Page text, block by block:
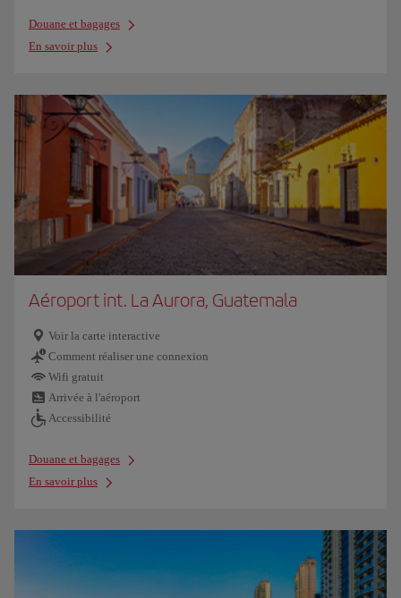
Douane et bagages
En savoir plus
Aéroport int. La Aurora, Guatemala
Voir la carte interactive
Comment réaliser une connexion
Wifi gratuit
Arrivée à l'aéroport
Accessibilité
Douane et bagages
En savoir plus